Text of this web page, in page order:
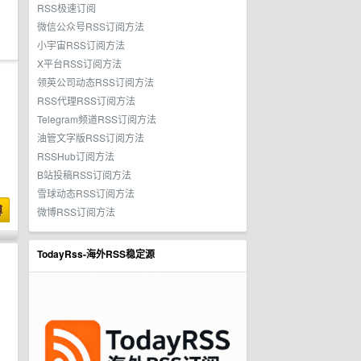
RSS极速订阅
微信公众号RSS订阅方法
小宇宙RSS订阅方法
X平台RSS订阅方法
领英公司动态RSS订阅方法
RSS代理RSS订阅方法
Telegram频道RSS订阅方法
油管文字版RSS订阅方法
RSSHub订阅方法
B站投稿RSS订阅方法
雪球动态RSS订阅方法
微博RSS订阅方法
TodayRss-海外RSS稳定源